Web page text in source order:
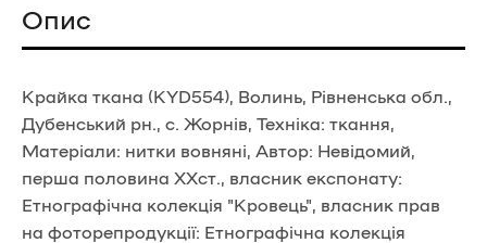
Опис
Крайка ткана (KYD554), Волинь, Рівненська обл.,
Дубенський рн., с. Жорнів, Техніка: ткання,
Матеріали: нитки вовняні, Автор: Невідомий,
перша половина ХХст., власник експонату:
Етнографічна колекція "Кровець", власник прав
на фоторепродукції: Етнографічна колекція